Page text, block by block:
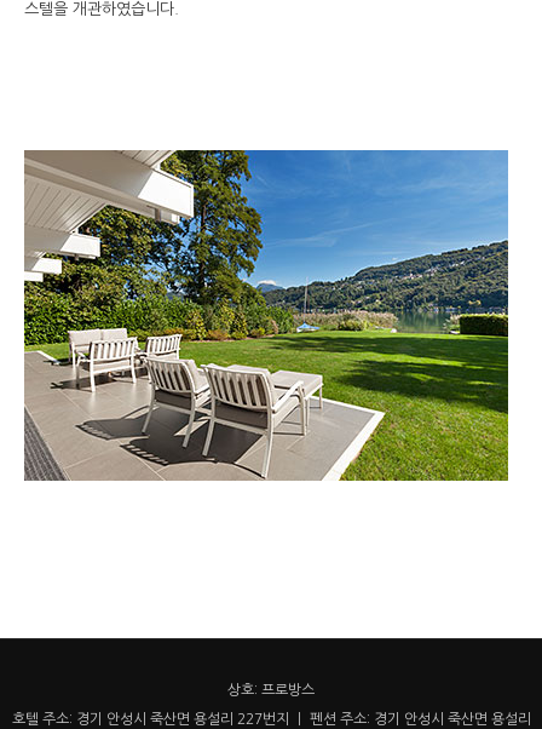
스텔을 개관하였습니다.
상호: 프로방스
호텔 주소: 경기 안성시 죽산면 용설리 227번지 ㅣ 펜션 주소: 경기 안성시 죽산면 용설리